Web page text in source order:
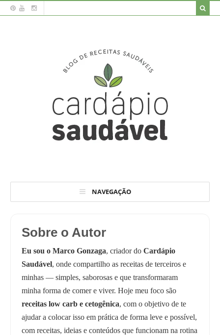
NAVEGAÇÃO
Sobre o Autor
Eu sou o Marco Gonzaga, criador doCardápio
Saudável, onde compartilho as receitas de terceiros e
minhas — simples, saborosas e que transformaram
minha forma de comer e viver. Hoje meu foco são
receitas low carb e cetogênica, com o objetivo de te
ajudar a colocar isso em prática de forma leve e possível,
com receitas, ideias e conteúdos que funcionam na rotina